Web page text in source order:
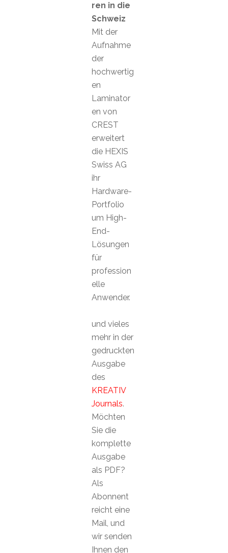
ren in die
Schweiz
Mit der
Aufnahme
der
hochwertig
en
Laminator
en von
CREST
erweitert
die HEXIS
Swiss AG
ihr
Hardware-
Portfolio
um High-
End-
Lösungen
für
profession
elle
Anwender.
und vieles
mehr in der
gedruckten
Ausgabe
des
KREATIV
Journals.
Möchten
Sie die
komplette
Ausgabe
als PDF?
Als
Abonnent
reicht eine
Mail, und
wir senden
Ihnen den